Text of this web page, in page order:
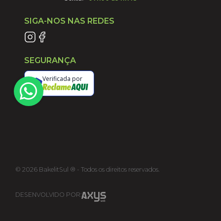
SIGA-NOS NAS REDES
SEGURANÇA
Verificada por
© 2026BakelitSul ® - Todos os direitos reservados.
DESENVOLVIDO POR: